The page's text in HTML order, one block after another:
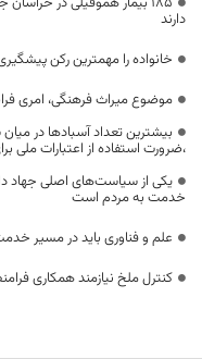
دارند
خانواده را مهمترین رکن
موضوع میراث فرهنگی، امری
بیشترین تعداد آسبادها در
،ضرورت استفاده از اعتبارات ملی
یکی از سیاست‌های اصلی جهاد
خدمت به مردم است
علم و فناوری باید در مسیر
کنترل ملخ نیازمند همکاری